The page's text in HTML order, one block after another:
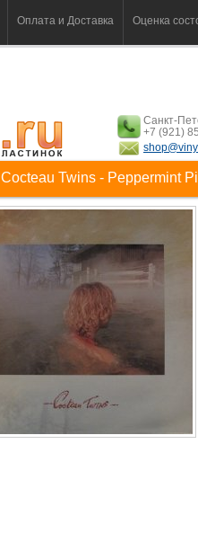
Оплата и Доставка Оценка
Санкт-
+7 (921)
Cocteau Twins - Peppermint